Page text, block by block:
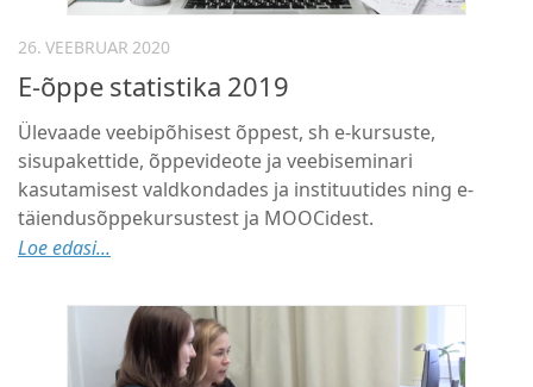
26. VEEBRUAR 2020
E-õppe statistika 2019
Ülevaade veebipõhisest õppest, sh e-kursuste,
sisupakettide, õppevideote ja veebiseminari
kasutamisest valdkondades ja instituutides ning e-
täiendusõppekursustest ja MOOCidest.
Loe edasi...